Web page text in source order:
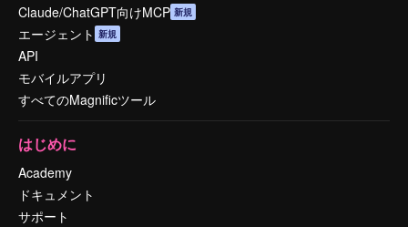
Claude/ChatGPT向けMCP 新規
エージェント 新規
API
モバイルアプリ
すべてのMagnificツール
はじめに
Academy
ドキュメント
サポート